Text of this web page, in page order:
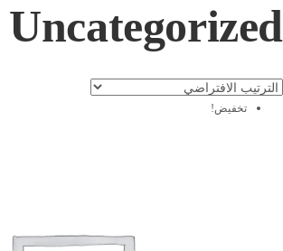
Uncategorized
تخفيض!